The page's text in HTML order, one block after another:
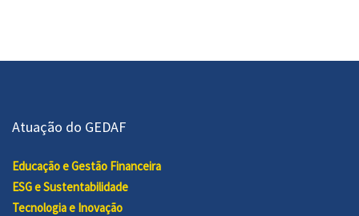
Atuação do GEDAF
Educação e Gestão Financeira
ESG e Sustentabilidade
Tecnologia e Inovação